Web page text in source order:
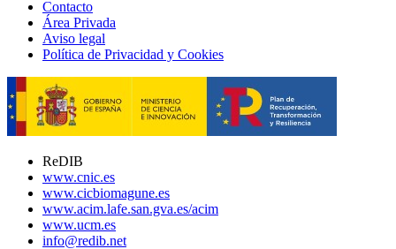
Contacto
Área Privada
Aviso legal
Política de Privacidad y Cookies
ReDIB
www.cnic.es
www.cicbiomagune.es
www.acim.lafe.san.gva.es/acim
www.ucm.es
info@redib.net